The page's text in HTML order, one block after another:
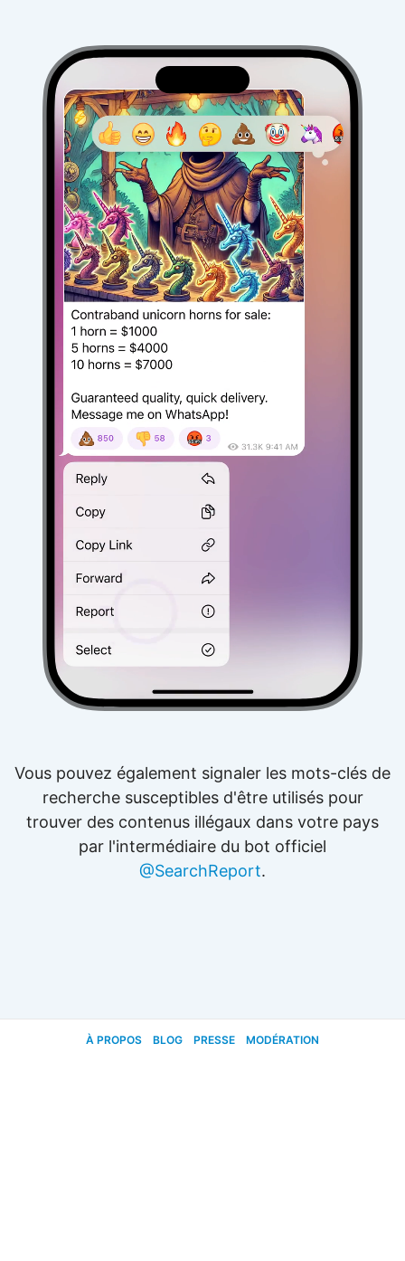
Vous pouvez également signaler les mots-clés de
recherche susceptibles d'être utilisés pour
trouver des contenus illégaux dans votre pays
par l'intermédiaire du bot officiel
@SearchReport.
À PROPOS BLOG PRESSE MODÉRATION